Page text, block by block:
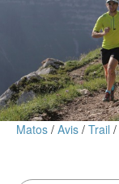
Matos Avis Trail